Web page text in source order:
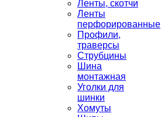
Ленты, скотчи
Ленты
перфорированные
Профили,
траверсы
Струбцины
Шина
монтажная
Уголки для
шинки
Хомуты